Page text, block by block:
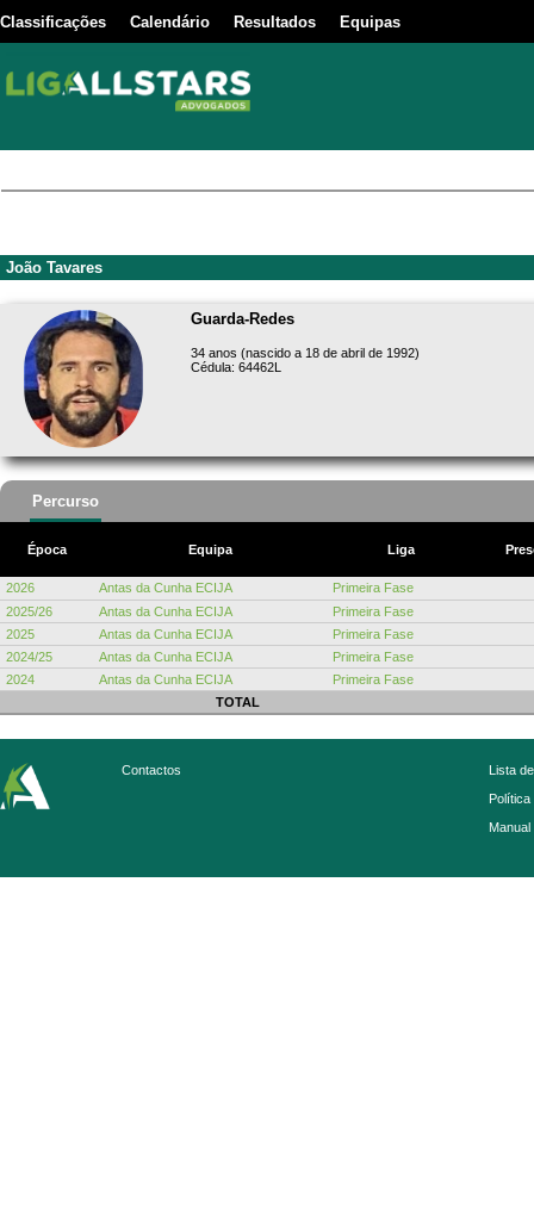
Classificações Calendário Resultados Equipas
João Tavares
Guarda-Redes
34 anos (nascido a 18 de abril de 1992)
Cédula: 64462L
Percurso
Época Equipa Liga
2026 Antas da Cunha ECIJA Primeira Fase
2025/26
Antas da Cunha ECIJA Primeira Fase
2025
Antas da Cunha ECIJA Primeira Fase
2024/25
Antas da Cunha ECIJA Primeira Fase
2024
Antas da Cunha ECIJA Primeira Fase
TOTAL
Contactos
Lista
Política